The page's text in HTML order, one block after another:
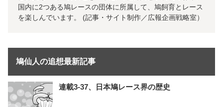
国内に2つある鳩レースの団体に所属して、鳩飼育とレース
を楽しんでいます。 (記事・サイト制作／広報企画戦略室）
鳩仙人の追想最新記事
連載3-37、日本鳩レース界の歴史